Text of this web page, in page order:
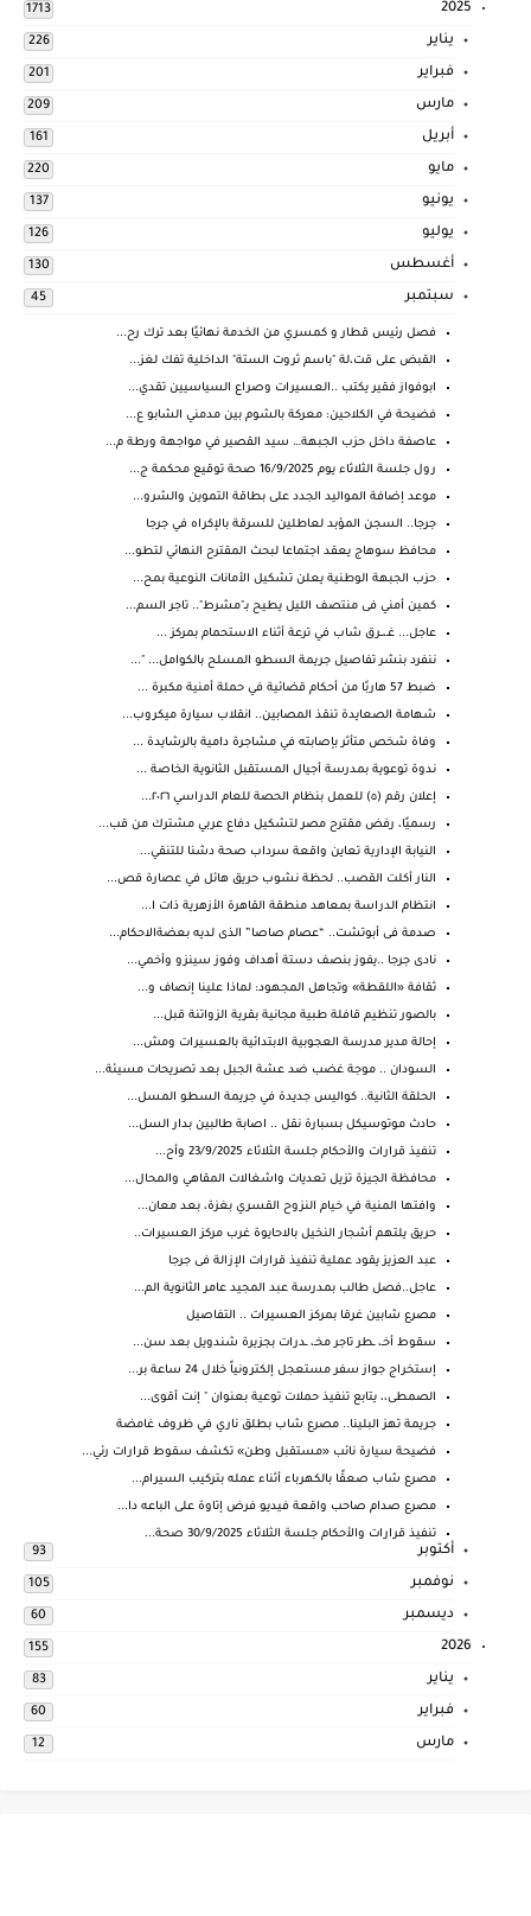
2025
1713
يناير 226
فبراير 201
مارس 209
أبريل 161
مايو 220
يونيو 137
يوليو 126
أغسطس 130
سبتمبر 45
فصل رئيس قطار و كمسري من الخدمة نهائيًا بعد ترك رح...
القبض على قت،لة "باسم ثروت الستة" الداخلية تفك لغز...
ابوفواز فقير يكتب ..العسيرات وصراع السياسيين تقدي...
فضيحة في الكلاحين: معركة بالشوم بين مدمني الشابو ع...
عاصفة داخل حزب الجبهة… سيد القصير في مواجهة ورطة م...
رول جلسة الثلاثاء يوم 16/9/2025 صحة توقيع محكمة ج...
موعد إضافة المواليد الجدد على بطاقة التموين والشرو...
جرجا.. السجن المؤبد لعاطلين للسرقة بالإكراه في جرجا
محافظ سوهاج يعقد اجتماعا لبحث المقترح النهائي لتطو...
حزب الجبهة الوطنية يعلن تشكيل الأمانات النوعية بمح...
كمين أمني فى منتصف الليل يطيح بـ"مشرط".. تاجر السم...
عاجل... غـ،ــرق شاب في ترعة أثناء الاستحمام بمركز ...
ننفرد بنشر تفاصيل جريمة السطو المسلح بالكوامل... "...
ضبط 57 هاربًا من أحكام قضائية في حملة أمنية مكبرة ...
شهامة الصعايدة تنقذ المصابين.. انقلاب سيارة ميكروب...
وفاة شخص متأثر بإصابته في مشاجرة دامية بالرشايدة ...
ندوة توعوية بمدرسة أجيال المستقبل الثانوية الخاصة ...
إعلان رقم (٥) للعمل بنظام الحصة للعام الدراسي ٢٠٢٦...
رسميًا، رفض مقترح مصر لتشكيل دفاع عربي مشترك من قب...
النيابة الإدارية تعاين واقعة سرداب صحة دشنا للتنقي...
النار أكلت القصب.. لحظة نشوب حريق هائل في عصارة قص...
انتظام الدراسة بمعاهد منطقة القاهرة الأزهرية ذات ا...
صدمة فى أبوتشت.. “عصام صاصا” الذى لديه بعضةالاحكام...
نادى جرجا ..يفوز بنصف دستة أهداف وفوز سينزو وأخمي...
ثقافة «اللقطة» وتجاهل المجهود: لماذا علينا إنصاف و...
بالصور تنظيم قافلة طبية مجانية بقرية الزواتنة قبل...
إحالة مدير مدرسة العجوبية الابتدائية بالعسيرات ومش...
السودان .. موجة غضب ضد عشة الجبل بعد تصريحات مسيئة...
الحلقة الثانية.. كواليس جديدة في جريمة السطو المسل...
حادث موتوسيكل بسبارة نقل .. اصابة طالبين بدار السل...
تنفيذ قرارات والأحكام جلسة الثلاثاء 23/9/2025 وأح...
محافظة الجيزة تزيل تعديات واشغالات المقاهي والمحال...
وافتها المنية في خيام النزوح القسري بغزة، بعد معان...
حريق يلتهم أشجار النخيل بالاحايوة غرب مركز العسيرات..
عبد العزيز يقود عملية تنفيذ قرارات الإزالة فى جرجا
عاجل..فصل طالب بمدرسة عبد المجيد عامر الثانوية الم...
مصرع شابين غرقا بمركز العسيرات .. التفاصيل
سقوط أخـ، ـطر تاجر مخـ، ـدرات بجزيرة شندويل بعد سن...
إستخراج جواز سفر مستعجل إلكترونياً خلال 24 ساعة بر...
الصمطى،، يتابع تنفيذ حملات توعية بعنوان " إنت أقوى...
جريمة تهز البلينا.. مصرع شاب بطلق ناري في ظروف غامضة
فضيحة سيارة نائب «مستقبل وطن» تكشف سقوط قرارات رئي...
مصرع شاب صعقًا بالكهرباء أثناء عمله بتركيب السيرام...
مصرع صدام صاحب واقعة فيديو فرض إتاوة على الباعه دا...
تنفيذ قرارات والأحكام جلسة الثلاثاء 30/9/2025 صحة...
أكتوبر 93
نوفمبر 105
ديسمبر 60
2026
155
يناير 83
فبراير 60
مارس 12